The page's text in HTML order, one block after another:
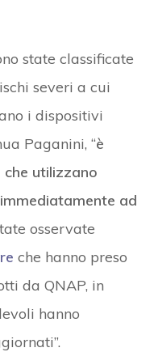
state classificate
severi a cui
i dispositivi
Paganini, “è
utilizzano
ad
osservate
che hanno preso
da QNAP, in
hanno